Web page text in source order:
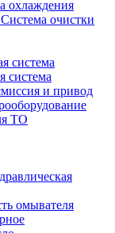
охлаждения
Система очистки
система
система
и привод
ТО
омывателя